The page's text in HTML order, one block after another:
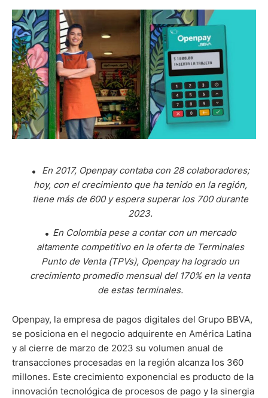
En 2017, Openpay contaba con 28 colaboradores;
hoy, con el crecimiento que ha tenido en la región,
tiene más de 600 y espera superar los 700 durante
2023.
En Colombia pese a contar con un mercado
altamente competitivo en la oferta de Terminales
Punto de Venta (TPVs), Openpay ha logrado un
crecimiento promedio mensual del 170% en la venta
de estas terminales.
Openpay, la empresa de pagos digitales del Grupo BBVA,
se posiciona en el negocio adquirente en América Latina
y al cierre de marzo de 2023 su volumen anual de
transacciones procesadas en la región alcanza los 360
millones. Este crecimiento exponencial es producto de la
innovación tecnológica de procesos de pago y la sinergia